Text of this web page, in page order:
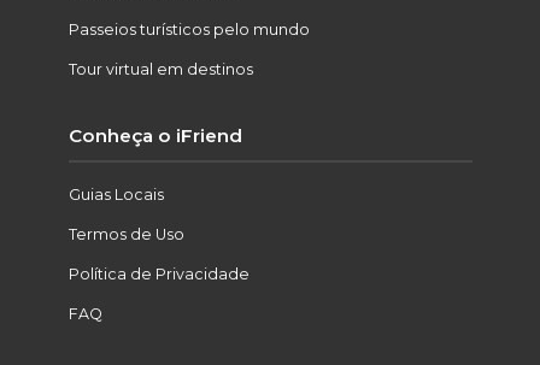
Passeios turísticos pelo mundo
Tour virtual em destinos
Conheça o iFriend
Guias Locais
Termos de Uso
Política de Privacidade
FAQ